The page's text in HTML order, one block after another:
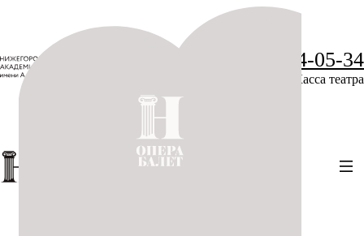
+7 (831) 234-05-34
Касса театра